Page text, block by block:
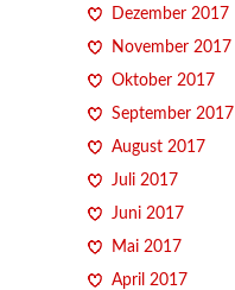
Dezember 2017
November 2017
Oktober 2017
September 2017
August 2017
Juli 2017
Juni 2017
Mai 2017
April 2017